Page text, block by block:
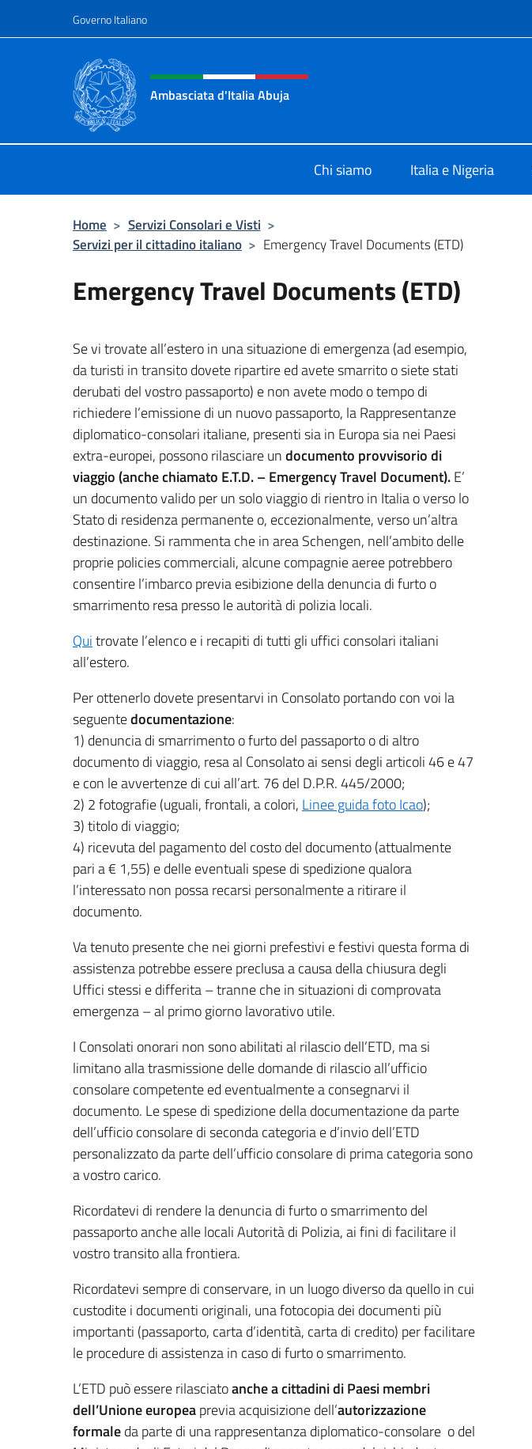
Governo Italiano
Intestazione sito, social e menù
Ambasciata d'Italia Abuja
Chi siamo Italia e Nigeria
Home > Servizi Consolari e Visti >
Servizi per il cittadino italiano > Emergency Travel Documents (ETD)
Emergency Travel Documents (ETD)
Se vi trovate all’estero in una situazione di emergenza (ad esempio,
da turisti in transito dovete ripartire ed avete smarrito o siete stati
derubati del vostro passaporto) e non avete modo o tempo di
richiedere l’emissione di un nuovo passaporto, la Rappresentanze
diplomatico-consolari italiane, presenti sia in Europa sia nei Paesi
extra-europei, possono rilasciare undocumento provvisorio di
viaggio (anche chiamato E.T.D. – Emergency Travel Document).E’
un documento valido per un solo viaggio di rientro in Italia o verso lo
Stato di residenza permanente o, eccezionalmente, verso un’altra
destinazione. Si rammenta che in area Schengen, nell’ambito delle
proprie policies commerciali, alcune compagnie aeree potrebbero
consentire l’imbarco previa esibizione della denuncia di furto o
smarrimento resa presso le autorità di polizia locali.
Quitrovate l’elenco e i recapiti di tutti gli uffici consolari italiani
all’estero.
Per ottenerlo dovete presentarvi in Consolato portando con voi la
seguentedocumentazione:
1) denuncia di smarrimento o furto del passaporto o di altro
documento di viaggio, resa al Consolato ai sensi degli articoli 46 e 47
e con le avvertenze di cui all’art. 76 del D.P.R. 445/2000;
2) 2 fotografie (uguali, frontali, a colori, Linee guida foto Icao);
3) titolo di viaggio;
4) ricevuta del pagamento del costo del documento (attualmente
pari a € 1,55) e delle eventuali spese di spedizione qualora
l’interessato non possa recarsi personalmente a ritirare il
documento.
Va tenuto presente che nei giorni prefestivi e festivi questa forma di
assistenza potrebbe essere preclusa a causa della chiusura degli
Uffici stessi e differita – tranne che in situazioni di comprovata
emergenza – al primo giorno lavorativo utile.
I Consolati onorari non sono abilitati al rilascio dell’ETD, ma si
limitano alla trasmissione delle domande di rilascio all’ufficio
consolare competente ed eventualmente a consegnarvi il
documento. Le spese di spedizione della documentazione da parte
dell’ufficio consolare di seconda categoria e d’invio dell’ETD
personalizzato da parte dell’ufficio consolare di prima categoria sono
a vostro carico.
Ricordatevi di rendere la denuncia di furto o smarrimento del
passaporto anche alle locali Autorità di Polizia, ai fini di facilitare il
vostro transito alla frontiera.
Ricordatevi sempre di conservare, in un luogo diverso da quello in cui
custodite i documenti originali, una fotocopia dei documenti più
importanti (passaporto, carta d’identità, carta di credito) per facilitare
le procedure di assistenza in caso di furto o smarrimento.
L’ETD può essere rilasciatoanche a cittadini di Paesi membri
dell’Unione europeaprevia acquisizione dell’autorizzazione
formaleda parte di una rappresentanza diplomatico-consolare o del